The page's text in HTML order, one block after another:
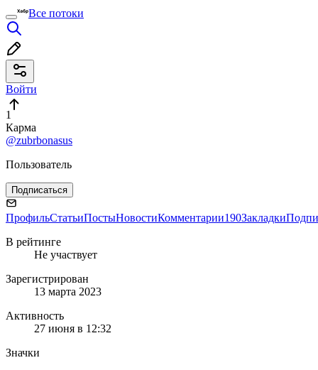
Все потоки
Войти
1
Карма
@zubrbonasus
Пользователь
Подписаться
ПрофильСтатьиПостыНовостиКомментарии190Закладки
В рейтинге
Не участвует
Зарегистрирован
13 марта 2023
Активность
27 июня в 12:32
Значки